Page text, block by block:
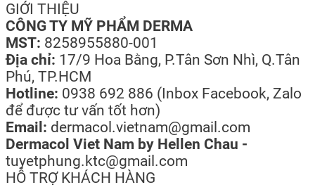
GIỚI THIỆU
CÔNG TY MỸ PHẨM DERMA
MST: 8258955880-001
Địa chỉ: 17/9 Hoa Bằng, P.Tân Sơn Nhì, Q.Tân
Phú, TP.HCM
Hotline: 0938 692 886 (Inbox Facebook, Zalo
để được tư vấn tốt hơn)
Email: dermacol.vietnam@gmail.com
Dermacol Viet Nam by Hellen Chau -
tuyetphung.ktc@gmail.com
HỖ TRỢ KHÁCH HÀNG